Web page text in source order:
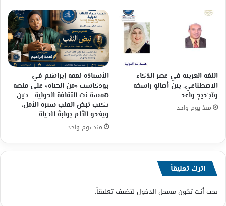
اللغة العربية في عصر الذكاء
الاصطناعي: بين أصالةٍ راسخة
وتجديدٍ واعد
منذ يوم واحد
الأستاذة نعمة إبراهيم في
بودكاست «من الحياة» على منصة
همسة نت الثقافة الدولية… حين
يكتب نبض القلب سيرة الأمل،
ويغدو الألم بوابةً للحياة
منذ يوم واحد
اترك تعليقاً
يجب أنت تكونمسجل الدخول لتضيف تعليقاً.